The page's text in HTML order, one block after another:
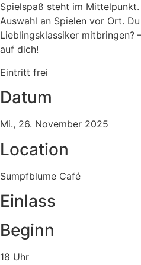
Spielspaß steht im
Auswahl an Spielen vor Ort.
Lieblingsklassiker mitbringen?
auf dich!
Eintritt frei
Datum
Mi., 26. November 2025
Location
Sumpfblume Café
Einlass
Beginn
18 Uhr